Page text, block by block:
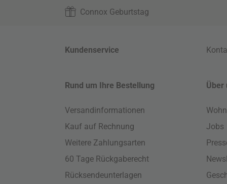
Connox Geburtstag
Kundenservice
Rund um Ihre Bestellung
Versandinformationen
Kauf auf Rechnung
Weitere Zahlungsarten
60 Tage Rückgaberecht
Rücksendeunterlagen
Über
Jobs